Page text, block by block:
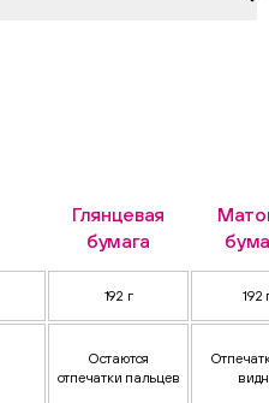
Глянцевая
бумага
192 г 192
Остаются
отпечатки пальцев